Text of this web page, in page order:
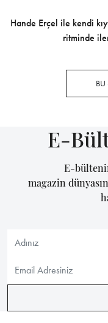
Hande Erçel ile kendi
ritminde
BU
E-
E-
magazin